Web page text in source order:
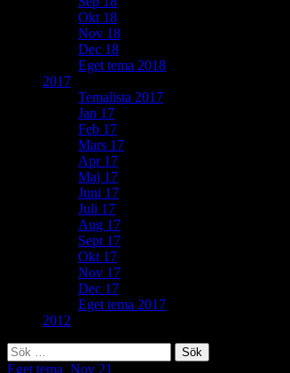
Okt 18
Nov 18
Dec 18
Eget tema 2018
2017
Temalista 2017
Jan 17
Feb 17
Mars 17
Apr 17
Maj 17
Juni 17
Juli 17
Aug 17
Sept 17
Okt 17
Nov 17
Dec 17
Eget tema 2017
2012
Sök
efter:
Eget tema Nov 21